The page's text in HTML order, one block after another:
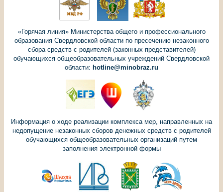
«Горячая линия» Министерства общего и профессионального
образования Свердловской области по пресечению незаконного
сбора средств с родителей (законных представителей)
обучающихся общеобразовательных учреждений Свердловской
области: hotline@minobraz.ru
Информация о ходе реализации комплекса мер, направленных на
недопущение незаконных сборов денежных средств с родителей
обучающихся общеобразовательных организаций путем
заполнения электронной формы